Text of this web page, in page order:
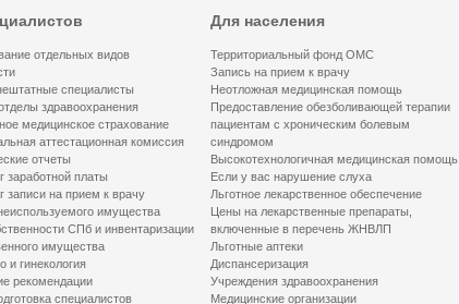
отдельных видов
специалисты
здравоохранения
медицинское страхование
аттестационная комиссия
отчеты
заработной платы
записи на прием к врачу
имущества
СПб и инвентаризации
имущества
и гинекология
рекомендации
специалистов
Для населения
Территориальный фонд ОМС
Запись на прием к врачу
Неотложная медицинская помощь
Предоставление обезболивающей терапии
пациентам с хроническим болевым
синдромом
Высокотехнологичная медицинская помощь
Если у вас нарушение слуха
Льготное лекарственное обеспечение
Цены на лекарственные препараты,
включенные в перечень ЖНВЛП
Льготные аптеки
Диспансеризация
Учреждения здравоохранения
Медицинские организации